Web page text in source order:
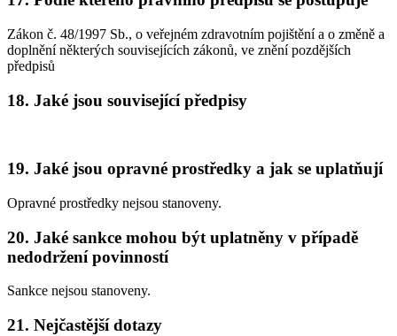
Zákon č. 48/1997 Sb., o veřejném zdravotním pojištění a o změně a
doplnění některých souvisejících zákonů, ve znění pozdějších
předpisů
18. Jaké jsou související předpisy
19. Jaké jsou opravné prostředky a jak se uplatňují
Opravné prostředky nejsou stanoveny.
20. Jaké sankce mohou být uplatněny v případě
nedodržení povinností
Sankce nejsou stanoveny.
21. Nejčastější dotazy